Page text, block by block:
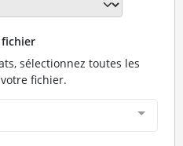
sélectionnez toutes les
fichier.